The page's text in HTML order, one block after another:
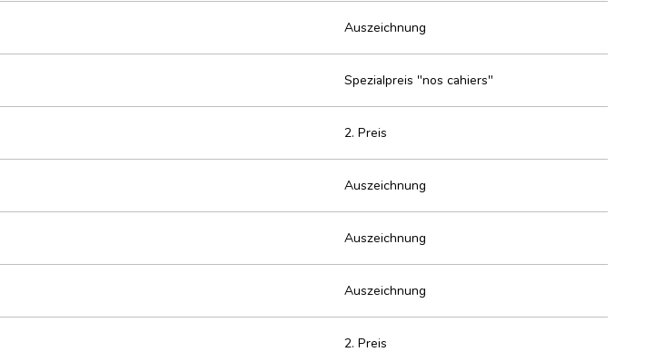
Auszeichnung
Spezialpreis "nos cahiers"
2. Preis
Auszeichnung
Auszeichnung
Auszeichnung
2. Preis